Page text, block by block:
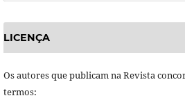
LICENÇA
Os autores que publicam na Revista
termos: